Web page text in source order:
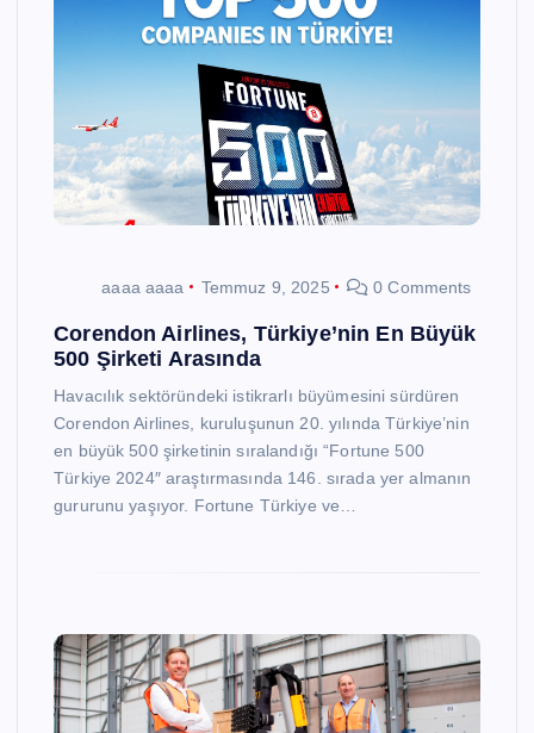
aaaa aaaa Temmuz 9, 2025 0 Comments
Corendon Airlines, Türkiye’nin En Büyük
500 Şirketi Arasında
Havacılık sektöründeki istikrarlı büyümesini sürdüren
Corendon Airlines, kuruluşunun 20. yılında Türkiye’nin
en büyük 500 şirketinin sıralandığı “Fortune 500
Türkiye 2024″ araştırmasında 146. sırada yer almanın
gururunu yaşıyor. Fortune Türkiye ve…